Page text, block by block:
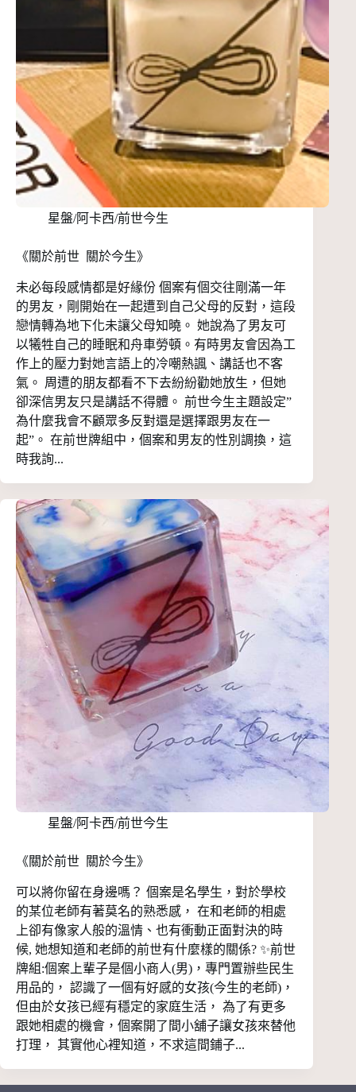
星盤/阿卡西/前世今生
《關於前世 關於今生》
未必每段感情都是好緣份 個案有個交往剛滿一年
的男友，剛開始在一起遭到自己父母的反對，這段
戀情轉為地下化未讓父母知曉。 她說為了男友可
以犧牲自己的睡眠和舟車勞頓。有時男友會因為工
作上的壓力對她言語上的冷嘲熱諷、講話也不客
氣。 周遭的朋友都看不下去紛紛勸她放生，但她
卻深信男友只是講話不得體。 前世今生主題設定”
為什麼我會不顧眾多反對還是選擇跟男友在一
起”。 在前世牌組中，個案和男友的性別調換，這
時我詢...
星盤/阿卡西/前世今生
《關於前世 關於今生》
可以將你留在身邊嗎？ 個案是名學生，對於學校
的某位老師有著莫名的熟悉感， 在和老師的相處
上卻有像家人般的溫情、也有衝動正面對決的時
候, 她想知道和老師的前世有什麼樣的關係? ✨前世
牌組:個案上輩子是個小商人(男)，專門置辦些民生
用品的， 認識了一個有好感的女孩(今生的老師)，
但由於女孩已經有穩定的家庭生活， 為了有更多
跟她相處的機會，個案開了間小舖子讓女孩來替他
打理， 其實他心裡知道，不求這間鋪子...